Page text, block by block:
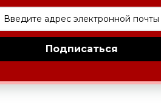
Подписаться